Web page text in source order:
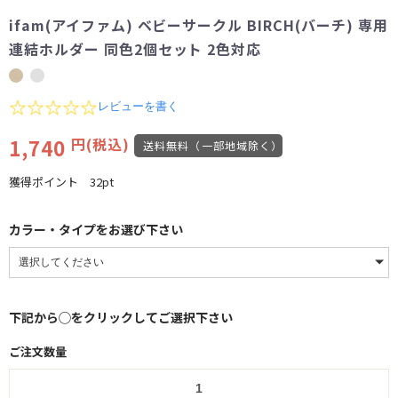
ifam(アイファム) ベビーサークル BIRCH(バーチ) 専用
連結ホルダー 同色2個セット 2色対応
0.0
rating
レビューを書く
1,740 円(税込) 送料無料（一部地域除く）
獲得ポイント 32pt
カラー・タイプをお選び下さい
下記から◯をクリックしてご選択下さい
ご注文数量